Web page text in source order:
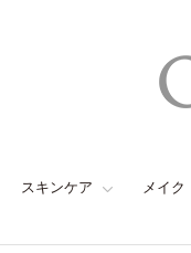
スキンケア メイク